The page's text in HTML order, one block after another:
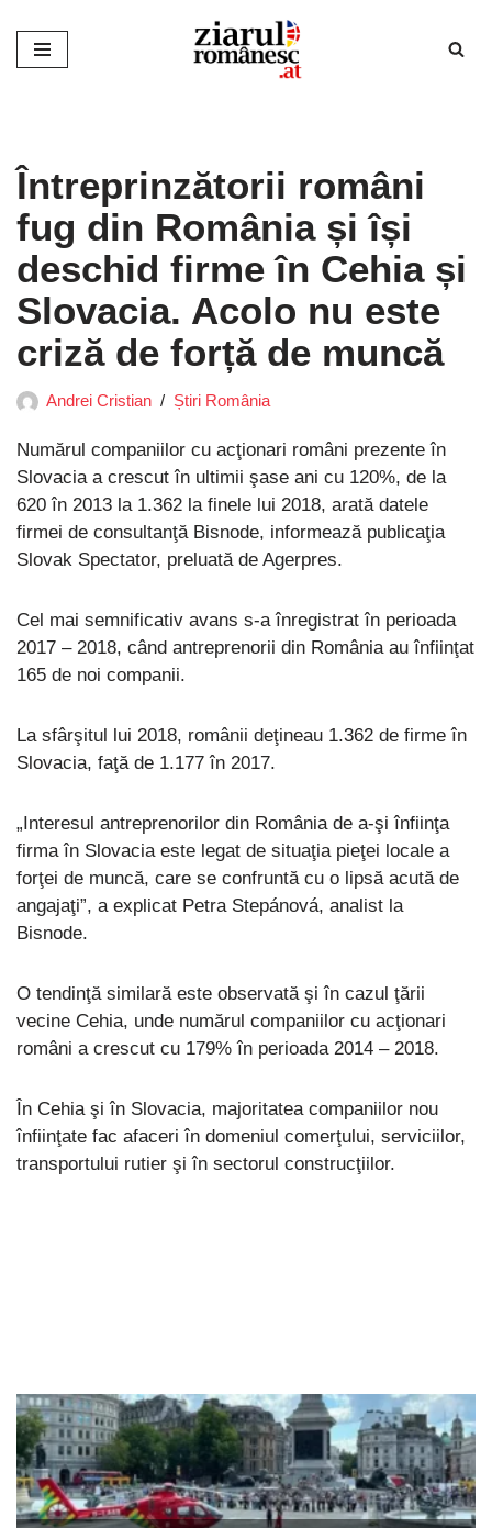
Sari
Întreprinzătorii români
fug din România și își
deschid firme în Cehia și
Slovacia. Acolo nu este
criză de forță de muncă
Andrei Cristian Știri România
Numărul companiilor cu acţionari români prezente în
Slovacia a crescut în ultimii şase ani cu 120%, de la
620 în 2013 la 1.362 la finele lui 2018, arată datele
firmei de consultanţă Bisnode, informează publicaţia
Slovak Spectator, preluată de Agerpres.
Cel mai semnificativ avans s-a înregistrat în perioada
2017 – 2018, când antreprenorii din România au înfiinţat
165 de noi companii.
La sfârşitul lui 2018, românii deţineau 1.362 de firme în
Slovacia, faţă de 1.177 în 2017.
„Interesul antreprenorilor din România de a-şi înfiinţa
firma în Slovacia este legat de situaţia pieţei locale a
forţei de muncă, care se confruntă cu o lipsă acută de
angajaţi”, a explicat Petra Stepánová, analist la
Bisnode.
O tendinţă similară este observată şi în cazul ţării
vecine Cehia, unde numărul companiilor cu acţionari
români a crescut cu 179% în perioada 2014 – 2018.
În Cehia şi în Slovacia, majoritatea companiilor nou
înfiinţate fac afaceri în domeniul comerţului, serviciilor,
transportului rutier şi în sectorul construcţiilor.